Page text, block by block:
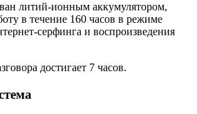
литий-ионным аккумулятором,
в течение 160 часов в режиме
серфинга и воспроизведения
достигает 7 часов.